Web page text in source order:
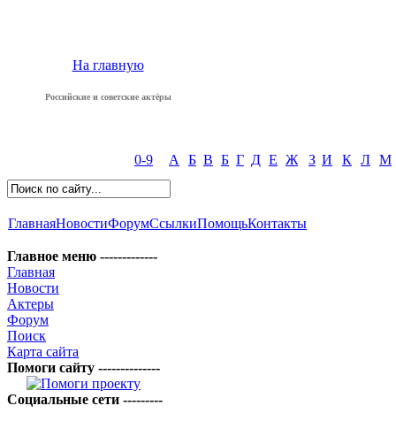
На главную
Российские и советские актёры
0-9 А Б В Б Г Д Е Ж З И К Л М
ГлавнаяНовостиФорумСсылкиПомощьКонтакты
Главное меню -------------
Главная
Новости
Актеры
Форум
Поиск
Карта сайта
Помоги сайту --------------
Социальные сети ---------